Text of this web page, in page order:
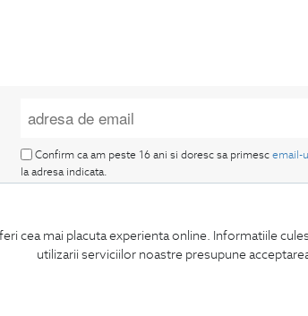
cea mai placuta experienta online. Informatiile
utilizarii serviciilor noastre presupune
Confirm ca am peste 16 ani si doresc sa primescemail-
la adresa indicata.